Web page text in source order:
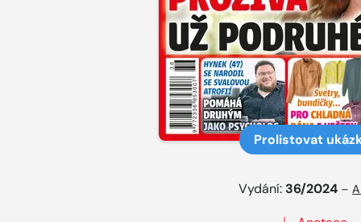
Prolistovat
Vydání: 36/2024 –